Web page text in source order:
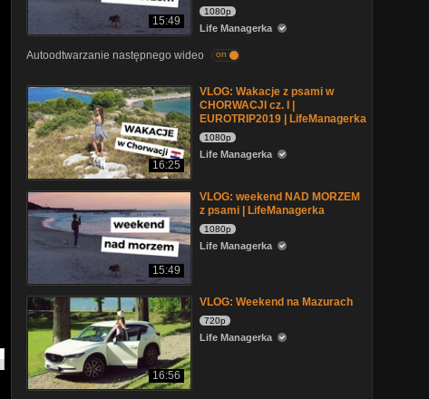
15:49
1080p
Life Managerka
Autoodtwarzanie następnego wideo on
16:25
VLOG: Wakacje z psami w
CHORWACJI cz. I |
EUROTRIP2019 | LifeManagerka
1080p
Life Managerka
15:49
VLOG: weekend NAD MORZEM
z psami | LifeManagerka
1080p
Life Managerka
16:56
VLOG: Weekend na Mazurach
720p
Life Managerka